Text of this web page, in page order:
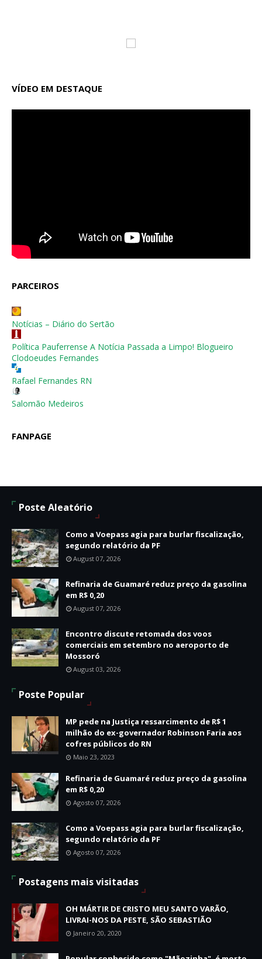
VÍDEO EM DESTAQUE
PARCEIROS
Notícias – Diário do Sertão
Política Pauferrense A Notícia Passada a Limpo! Blogueiro
Clodoeudes Fernandes
Rafael Fernandes RN
Salomão Medeiros
FANPAGE
Poste Aleatório
Como a Voepass agia para burlar fiscalização,
segundo relatório da PF
August 07, 2026
Refinaria de Guamaré reduz preço da gasolina
em R$ 0,20
August 07, 2026
Encontro discute retomada dos voos
comerciais em setembro no aeroporto de
Mossoró
August 03, 2026
Poste Popular
MP pede na Justiça ressarcimento de R$ 1
milhão do ex-governador Robinson Faria aos
cofres públicos do RN
Maio 23, 2023
Refinaria de Guamaré reduz preço da gasolina
em R$ 0,20
Agosto 07, 2026
Como a Voepass agia para burlar fiscalização,
segundo relatório da PF
Agosto 07, 2026
Postagens mais visitadas
OH MÁRTIR DE CRISTO MEU SANTO VARÃO,
LIVRAI-NOS DA PESTE, SÃO SEBASTIÃO
Janeiro 20, 2020